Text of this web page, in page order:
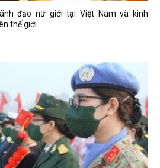
đạo nữ giới tại Việt Nam và kinh
thế giới